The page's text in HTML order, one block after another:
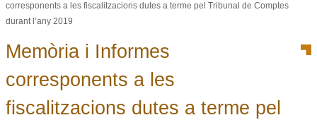
corresponents a les fiscalitzacions dutes a terme pel Tribunal de Comptes
durant l’any 2019
Memòria i Informes
corresponents a les
fiscalitzacions dutes a terme pel